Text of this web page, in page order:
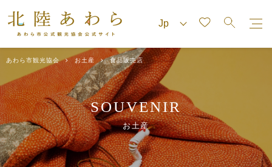
あわら市観光協会 お土産 食品販売店
SOUVENIR
お土産